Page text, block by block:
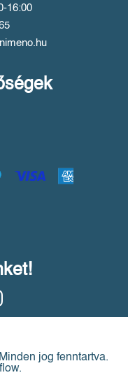
16:00
Minden jog fenntartva.